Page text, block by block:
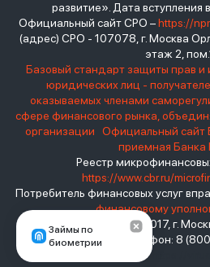
Займы по
биометрии
развитие». Дата вступления
Официальный сайт СРО –https://
(адрес) СРО - 107078, г. Москва
этаж 2,
Базовый стандарт защиты прав и
юридических лиц -
оказываемых членами
сфере финансового рынка,
организации
Официальный сайт
приемная Банка
Реестр
https://www.cbr.ru/
Потребитель финансовых услуг
финансовому
Место нахождения: 119017, г.
дом 3 Телефон: 8
взять займ - <a href="https://